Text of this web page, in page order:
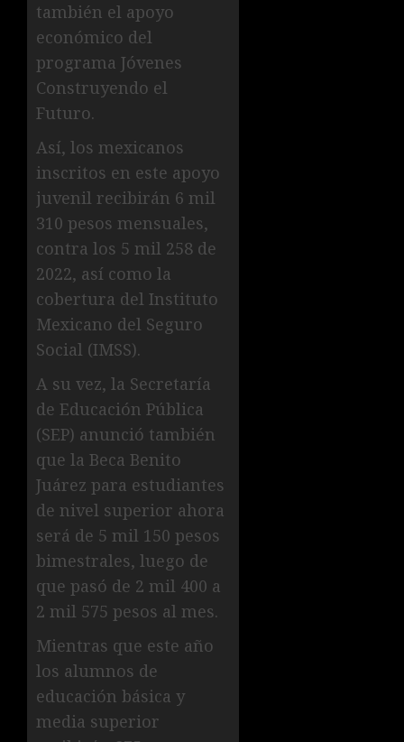
también el apoyo
económico del
programa Jóvenes
Construyendo el
Futuro.
Así, los mexicanos
inscritos en este apoyo
juvenil recibirán 6 mil
310 pesos mensuales,
contra los 5 mil 258 de
2022, así como la
cobertura del Instituto
Mexicano del Seguro
Social (IMSS).
A su vez, la Secretaría
de Educación Pública
(SEP) anunció también
que la Beca Benito
Juárez para estudiantes
de nivel superior ahora
será de 5 mil 150 pesos
bimestrales, luego de
que pasó de 2 mil 400 a
2 mil 575 pesos al mes.
Mientras que este año
los alumnos de
educación básica y
media superior